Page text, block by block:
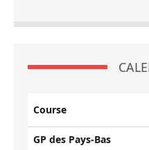
Course
GP des Pays-Bas